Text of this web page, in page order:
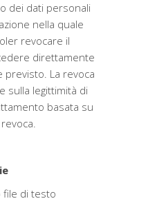
dei dati personali
nella quale
revocare il
direttamente
previsto. La revoca
sulla legittimità di
basata su
file di testo